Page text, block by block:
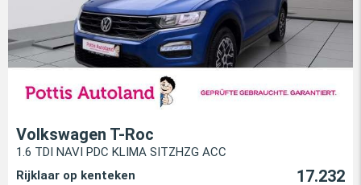
Volkswagen T-Roc
1.6 TDI NAVI PDC KLIMA SITZHZG ACC
Rijklaar op kenteken
17.232